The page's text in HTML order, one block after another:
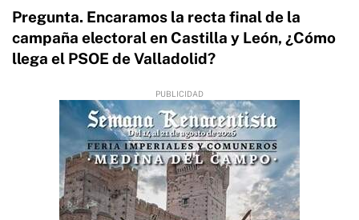
Pregunta. Encaramos la recta final de la
campaña electoral en Castilla y León, ¿Cómo
llega el PSOE de Valladolid?